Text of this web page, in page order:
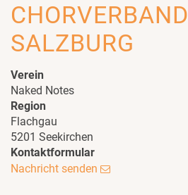
CHORVERBAND
SALZBURG
Verein
Naked Notes
Region
Flachgau
5201 Seekirchen
Kontaktformular
Nachricht senden